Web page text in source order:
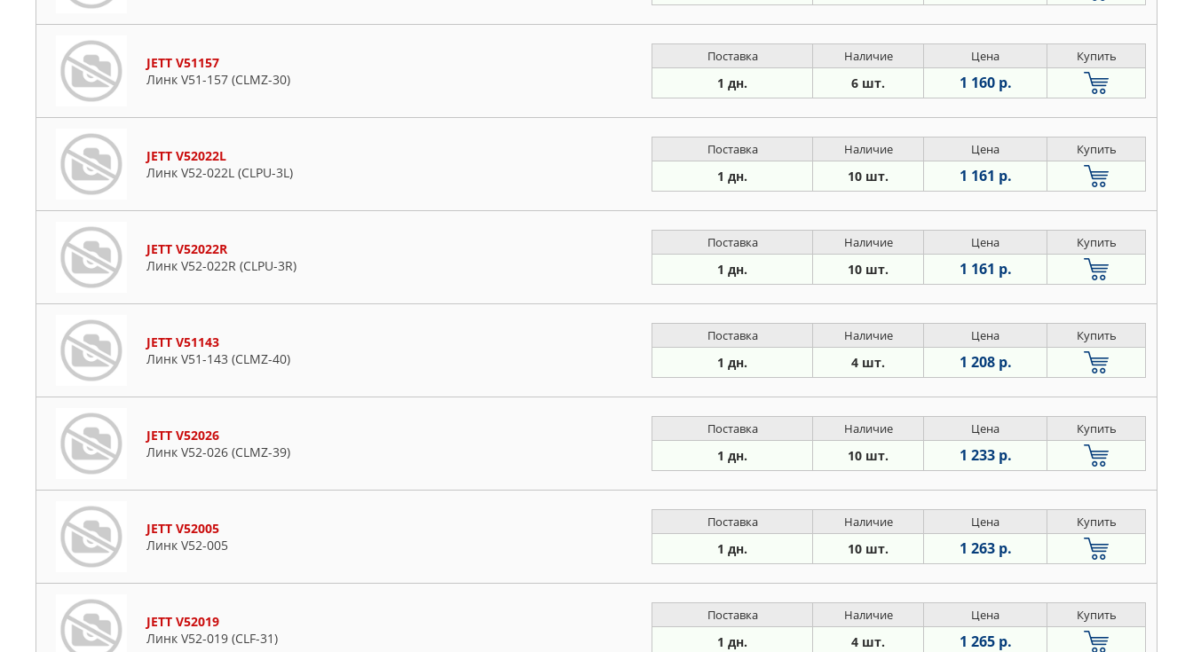
JETT V51157
Линк V51-157 (CLMZ-30)
Поставка Наличие Цена Купить
1 дн. 6 шт. 1 160 р.
JETT V52022L
Линк V52-022L (CLPU-3L)
Поставка Наличие Цена Купить
1 дн. 10 шт. 1 161 р.
JETT V52022R
Линк V52-022R (CLPU-3R)
Поставка Наличие Цена Купить
1 дн. 10 шт. 1 161 р.
JETT V51143
Линк V51-143 (CLMZ-40)
Поставка Наличие Цена Купить
1 дн. 4 шт. 1 208 р.
JETT V52026
Линк V52-026 (CLMZ-39)
Поставка Наличие Цена Купить
1 дн. 10 шт. 1 233 р.
JETT V52005
Линк V52-005
Поставка Наличие Цена Купить
1 дн. 10 шт. 1 263 р.
JETT V52019
Линк V52-019 (CLF-31)
Поставка Наличие Цена Купить
1 дн. 4 шт. 1 265 р.